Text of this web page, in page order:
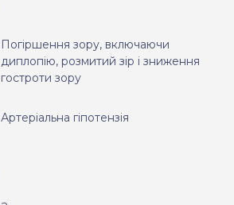
Погіршення зору, включаючи
диплопію, розмитий зір і зниження
гостроти зору
Артеріальна гіпотензія